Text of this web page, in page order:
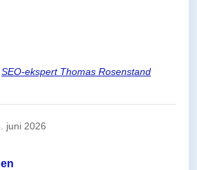
SEO-ekspert Thomas Rosenstand
juni 2026